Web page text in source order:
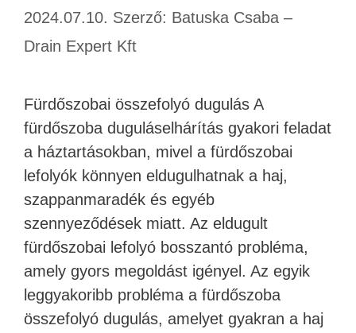
2024.07.10. Szerző: Batuska Csaba –
Drain Expert Kft
Fürdőszobai összefolyó dugulás A
fürdőszoba duguláselhárítás gyakori feladat
a háztartásokban, mivel a fürdőszobai
lefolyók könnyen eldugulhatnak a haj,
szappanmaradék és egyéb
szennyeződések miatt. Az eldugult
fürdőszobai lefolyó bosszantó probléma,
amely gyors megoldást igényel. Az egyik
leggyakoribb probléma a fürdőszoba
összefolyó dugulás, amelyet gyakran a haj